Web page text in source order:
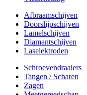
Afbraamschijven
Doorslijpschijven
Lamelschijven
Diamantschijven
Laselektroden
Schroevendraaiers
Tangen / Scharen
Zagen